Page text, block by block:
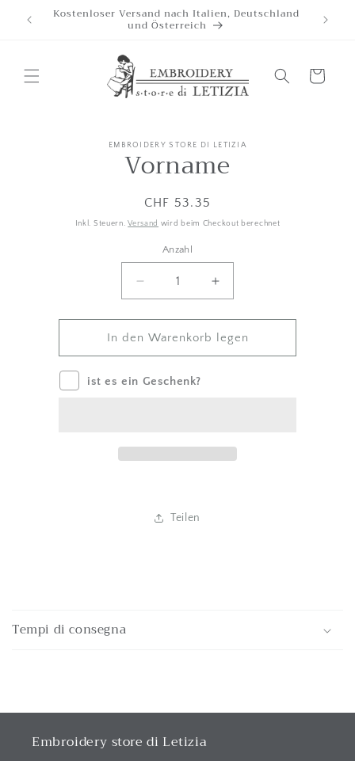
zum
Kostenloser Versand nach Italien, Deutschland
und Österreich
Wir
Wagen
EMBROIDERY STORE DI LETIZIA
Vorname
Listenpreis
CHF 53.35
Inkl. Steuern.Versand wird beim Checkout berechnet
Anzahl
Anzahl
Menge
um
Vorname
verringern
Betrag
für
Vorname
erhöhen
In den Warenkorb legen
ist es ein Geschenk?
Teilen
i
n
Tempi di consegna
Embroidery store di Letizia